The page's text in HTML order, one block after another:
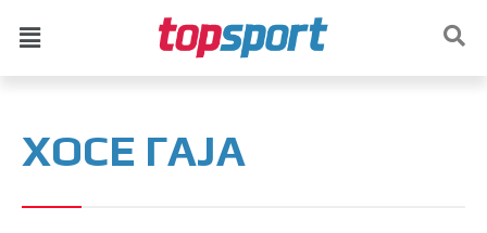
ХОСЕ ГАЈА